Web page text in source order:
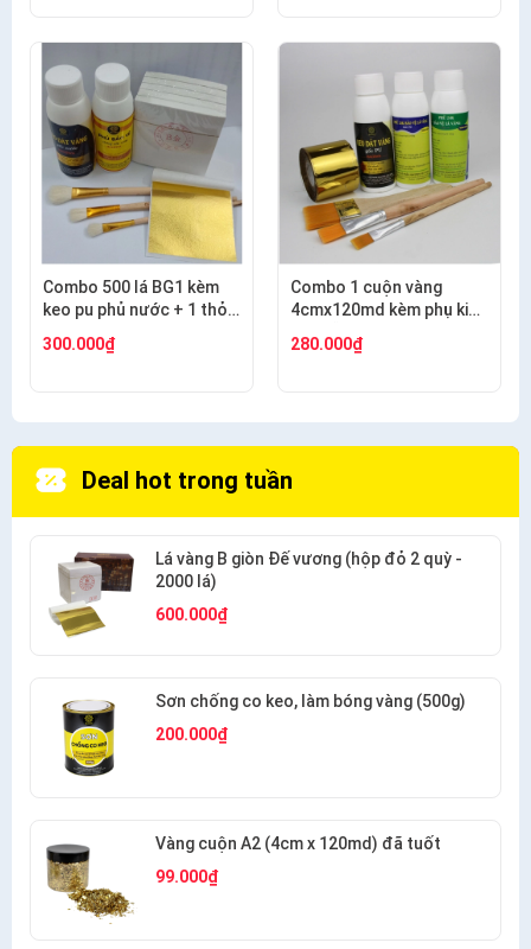
Combo 500 lá BG1 kèm
keo pu phủ nước + 1 thỏ
300.000₫
Combo 1 cuộn vàng
4cmx120md kèm phụ kiện
280.000₫
Deal hot trong tuần
Lá vàng B giòn Đế vương (hộp đỏ 2 quỳ -
2000 lá)
600.000₫
Sơn chống co keo, làm bóng vàng (500g)
200.000₫
Vàng cuộn A2 (4cm x 120md) đã tuốt
99.000₫